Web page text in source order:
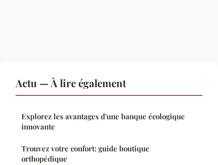
Actu — À lire également
Explorez les avantages d'une banque écologique
innovante
Trouvez votre confort: guide boutique
orthopédique